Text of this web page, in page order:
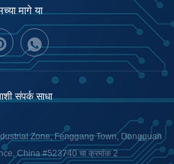
मागे या
संपर्क साधा
Zone, Fenggang Town, Dongguan
China #523740 चा क्रमांक 2